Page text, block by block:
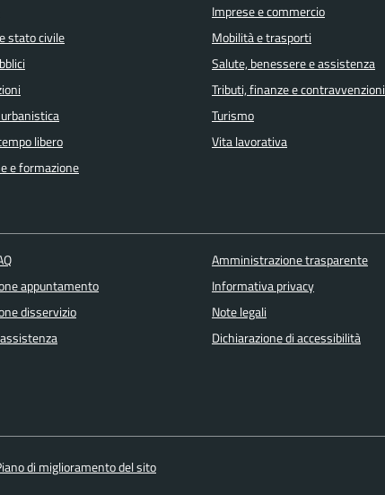
stato civile
libero
e formazione
Imprese e commercio
Mobilità e trasporti
Salute, benessere e assistenza
Tributi, finanze e contravvenzioni
Turismo
Vita lavorativa
appuntamento
disservizio
Amministrazione trasparente
Informativa privacy
Note legali
Dichiarazione di accessibilità
di miglioramento del sito